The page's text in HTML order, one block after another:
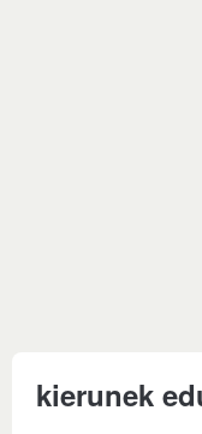
kierunek